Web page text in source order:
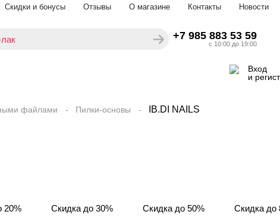
Скидки и бонусы Отзывы О магазине Контакты Новости
лак +7 985 883 53 59
с 10:00 до 19:00
Вход
и
файлами Пилки-основы IB.DI NAILS
20% Скидка до 30% Скидка до 50% Скидка до